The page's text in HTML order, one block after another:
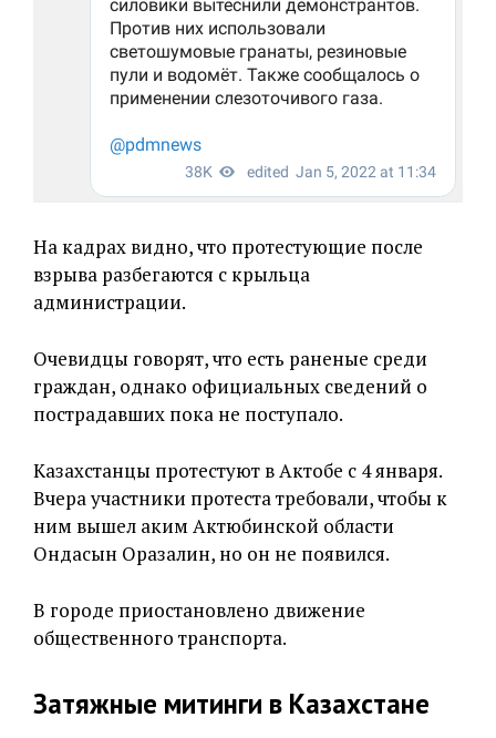
На кадрах видно, что протестующие после
взрыва разбегаются с крыльца
администрации.
Очевидцы говорят, что есть раненые среди
граждан, однако официальных сведений о
пострадавших пока не поступало.
Казахстанцы протестуют в Актобе с 4 января.
Вчера участники протеста требовали, чтобы к
ним вышел аким Актюбинской области
Ондасын Оразалин, но он не появился.
В городе приостановлено движение
общественного транспорта.
Затяжные митинги в Казахстане